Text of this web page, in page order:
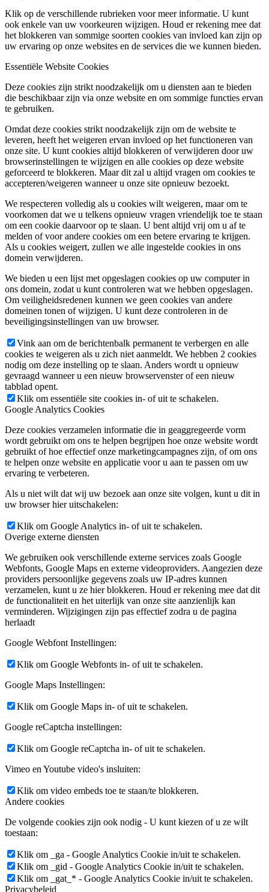
Klik op de verschillende rubrieken voor meer informatie. U kunt
ook enkele van uw voorkeuren wijzigen. Houd er rekening mee dat
het blokkeren van sommige soorten cookies van invloed kan zijn op
uw ervaring op onze websites en de services die we kunnen bieden.
Essentiële Website Cookies
Deze cookies zijn strikt noodzakelijk om u diensten aan te bieden
die beschikbaar zijn via onze website en om sommige functies ervan
te gebruiken.
Omdat deze cookies strikt noodzakelijk zijn om de website te
leveren, heeft het weigeren ervan invloed op het functioneren van
onze site. U kunt cookies altijd blokkeren of verwijderen door uw
browserinstellingen te wijzigen en alle cookies op deze website
geforceerd te blokkeren. Maar dit zal u altijd vragen om cookies te
accepteren/weigeren wanneer u onze site opnieuw bezoekt.
We respecteren volledig als u cookies wilt weigeren, maar om te
voorkomen dat we u telkens opnieuw vragen vriendelijk toe te staan
om een cookie daarvoor op te slaan. U bent altijd vrij om u af te
melden of voor andere cookies om een betere ervaring te krijgen.
Als u cookies weigert, zullen we alle ingestelde cookies in ons
domein verwijderen.
We bieden u een lijst met opgeslagen cookies op uw computer in
ons domein, zodat u kunt controleren wat we hebben opgeslagen.
Om veiligheidsredenen kunnen we geen cookies van andere
domeinen tonen of wijzigen. U kunt deze controleren in de
beveiligingsinstellingen van uw browser.
Vink aan om de berichtenbalk permanent te verbergen en alle
cookies te weigeren als u zich niet aanmeldt. We hebben 2 cookies
nodig om deze instelling op te slaan. Anders wordt u opnieuw
gevraagd wanneer u een nieuw browservenster of een nieuw
tabblad opent.
Klik om essentiële site cookies in- of uit te schakelen.
Google Analytics Cookies
Deze cookies verzamelen informatie die in geaggregeerde vorm
wordt gebruikt om ons te helpen begrijpen hoe onze website wordt
gebruikt of hoe effectief onze marketingcampagnes zijn, of om ons
te helpen onze website en applicatie voor u aan te passen om uw
ervaring te verbeteren.
Als u niet wilt dat wij uw bezoek aan onze site volgen, kunt u dit in
uw browser hier uitschakelen:
Klik om Google Analytics in- of uit te schakelen.
Overige externe diensten
We gebruiken ook verschillende externe services zoals Google
Webfonts, Google Maps en externe videoproviders. Aangezien deze
providers persoonlijke gegevens zoals uw IP-adres kunnen
verzamelen, kunt u ze hier blokkeren. Houd er rekening mee dat dit
de functionaliteit en het uiterlijk van onze site aanzienlijk kan
verminderen. Wijzigingen zijn pas effectief zodra u de pagina
herlaadt
Google Webfont Instellingen:
Klik om Google Webfonts in- of uit te schakelen.
Google Maps Instellingen:
Klik om Google Maps in- of uit te schakelen.
Google reCaptcha instellingen:
Klik om Google reCaptcha in- of uit te schakelen.
Vimeo en Youtube video's insluiten:
Klik om video embeds toe te staan/te blokkeren.
Andere cookies
De volgende cookies zijn ook nodig - U kunt kiezen of u ze wilt
toestaan:
Klik om _ga - Google Analytics Cookie in/uit te schakelen.
Klik om _gid - Google Analytics Cookie in/uit te schakelen.
Klik om _gat_* - Google Analytics Cookie in/uit te schakelen.
Privacybeleid